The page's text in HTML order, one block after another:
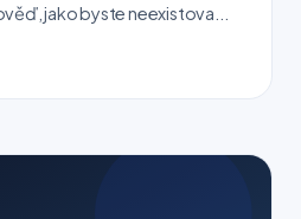
jako byste neexistova...